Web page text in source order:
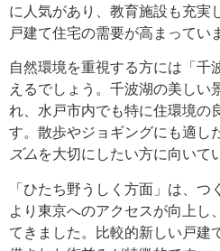
に人気があり、教育施設も充実
戸建て住宅の需要が高まってい
自然環境を重視する方には「千
えるでしょう。千波湖の美しい
れ、水戸市内でも特に住環境の
す。散歩やジョギングにも適し
ズムを大切にしたい方に向いて
「ひたち野うしく方面」は、
より東京へのアクセスが向上し
てきました。比較的新しい戸建